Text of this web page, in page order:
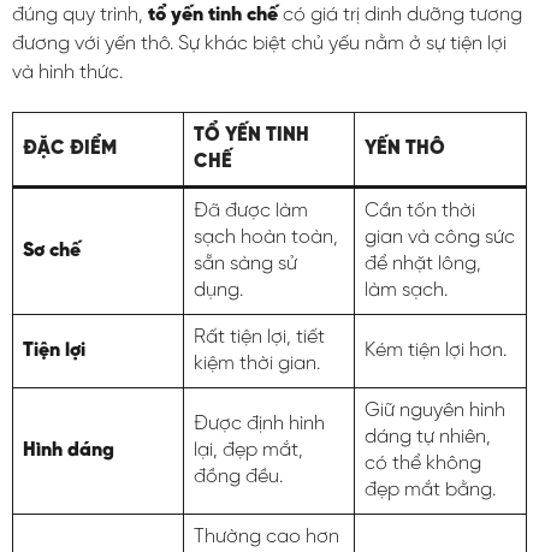
đúng quy trình, tổ yến tinh chế có giá trị dinh dưỡng tương
đương với yến thô. Sự khác biệt chủ yếu nằm ở sự tiện lợi
và hình thức.
ĐẶC ĐIỂM
TỔ YẾN TINH
CHẾ
YẾN THÔ
Sơ chế
Đã được làm
sạch hoàn toàn,
sẵn sàng sử
dụng.
Cần tốn thời
gian và công sức
để nhặt lông,
làm sạch.
Tiện lợi
Rất tiện lợi, tiết
kiệm thời gian.
Kém tiện lợi hơn.
Hình dáng
Được định hình
lại, đẹp mắt,
đồng đều.
Giữ nguyên hình
dáng tự nhiên,
có thể không
đẹp mắt bằng.
Thường cao hơn